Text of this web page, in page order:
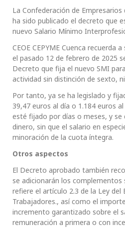
La Confederación de Empresarios
ha sido publicado el decreto que
nuevo Salario Mínimo
CEOE CEPYME Cuenca recuerda
el pasado 12 de febrero de 2025
Decreto que fija el nuevo SMI
actividad sin distinción de sexto,
Por tanto, ya se ha legislado y
39,47 euros al día o 1.184 euros
esté fijado por días o meses, y
dinero, sin que el salario en
minoración de la cuota íntegra.
Otros aspectos
El Decreto aprobado también
se adicionarán los complementos
refiere el artículo 2.3 de la Ley del
Trabajadores., así como el
incremento garantizado sobre el
remuneración a primera o con